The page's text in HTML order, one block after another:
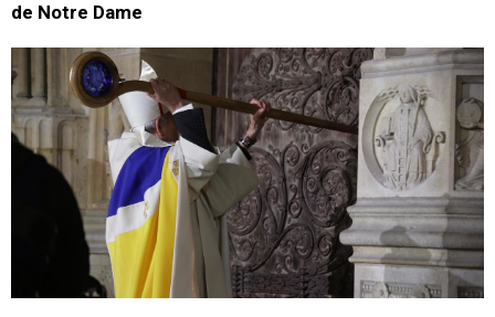
de Notre Dame